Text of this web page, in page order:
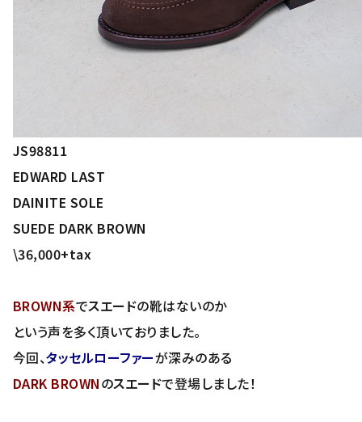
JS98811
EDWARD LAST
DAINITE SOLE
SUEDE DARK BROWN
\36,000+tax
BROWN系でスエードの靴はないのか
という声を多く頂いておりました。
今回、タッセルローファーが深みのある
DARK BROWNのスエードで登場しました！